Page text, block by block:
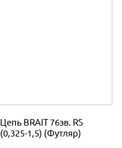
Цепь BRAIT 76зв. RS
(0,325-1,5) (Футляр)